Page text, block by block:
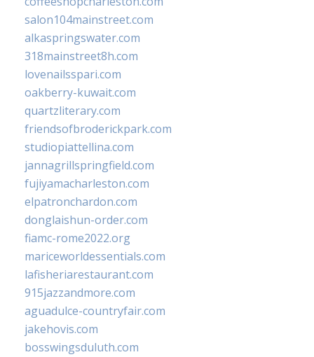
salon104mainstreet.com
alkaspringswater.com
318mainstreet8h.com
lovenailsspari.com
oakberry-kuwait.com
quartzliterary.com
friendsofbroderickpark.com
studiopiattellina.com
jannagrillspringfield.com
fujiyamacharleston.com
elpatronchardon.com
donglaishun-order.com
fiamc-rome2022.org
mariceworldessentials.com
lafisheriarestaurant.com
915jazzandmore.com
aguadulce-countryfair.com
jakehovis.com
bosswingsduluth.com